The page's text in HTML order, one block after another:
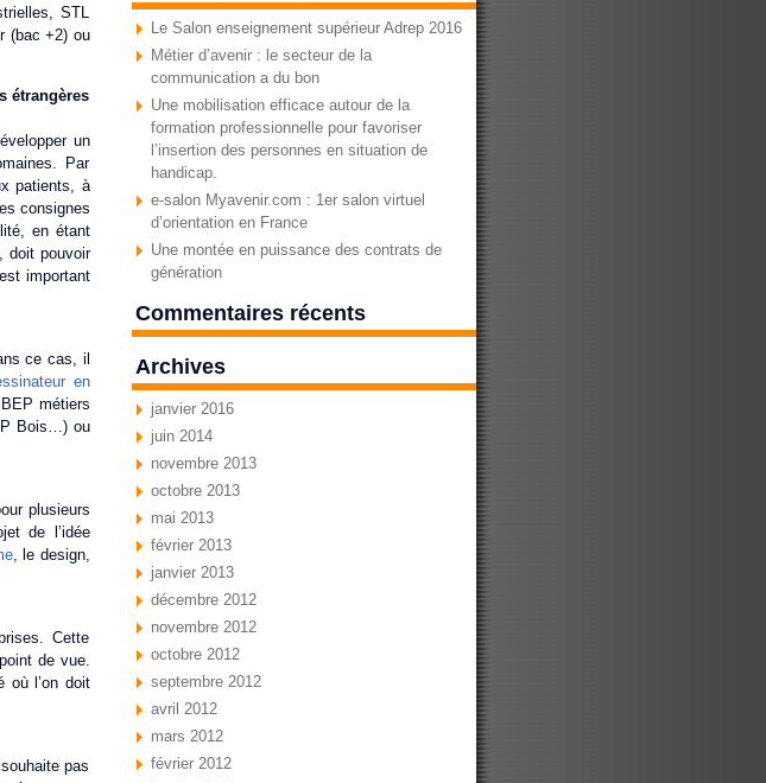
STL
(bac +2) ou
étrangères
un
Par
patients, à
consignes
en étant
doit pouvoir
important
ce cas, il
en
métiers
Bois…) ou
plusieurs
de l’idée
, le design,
Cette
de vue.
où l’on doit
pas
Le Salon enseignement supérieur Adrep 2016
Métier d’avenir : le secteur de la
communication a du bon
Une mobilisation efficace autour de la
formation professionnelle pour favoriser
l’insertion des personnes en situation de
handicap.
e-salon Myavenir.com : 1er salon virtuel
d’orientation en France
Une montée en puissance des contrats de
génération
Commentaires récents
Archives
janvier 2016
juin 2014
novembre 2013
octobre 2013
mai 2013
février 2013
janvier 2013
décembre 2012
novembre 2012
octobre 2012
septembre 2012
avril 2012
mars 2012
février 2012